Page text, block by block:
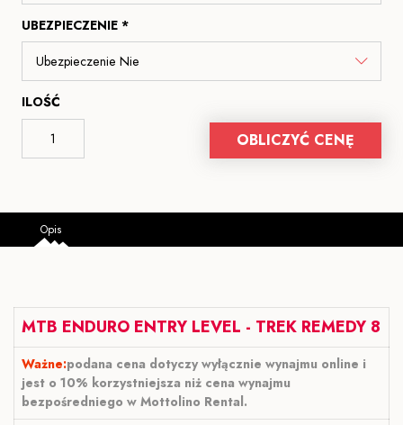
UBEZPIECZENIE *
ILOŚĆ
OBLICZYĆ CENĘ
Opis
MTB ENDURO ENTRY LEVEL - TREK REMEDY 8
Ważne:podana cena dotyczy wyłącznie wynajmu online i
jest o 10% korzystniejsza niż cena wynajmu
bezpośredniego w Mottolino Rental.